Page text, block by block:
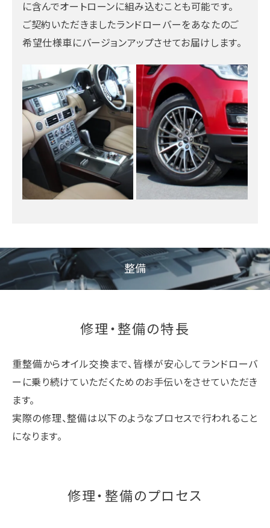
に含んでオートローンに組み込むことも可能です。
ご契約いただきましたランドローバーをあなたのご
希望仕様車にバージョンアップさせてお届けします。
整備
修理・整備の特長
重整備からオイル交換まで、皆様が安心してランドローバ
ーに乗り続けていただくためのお手伝いをさせていただき
ます。
実際の修理、整備は以下のようなプロセスで行われること
になります。
修理・整備のプロセス